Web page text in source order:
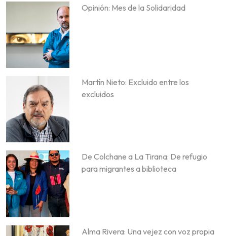
Opinión: Mes de la Solidaridad
Martín Nieto: Excluido entre los
excluidos
De Colchane a La Tirana: De refugio
para migrantes a biblioteca
Alma Rivera: Una vejez con voz propia